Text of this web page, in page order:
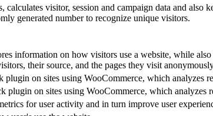
visitor, session and campaign data and also
generated number to recognize unique visitors.
information on how visitors use a website, while
their source, and the pages they visit
plugin on sites using WooCommerce, which analyzes
plugin on sites using WooCommerce, which analyzes
for user activity and in turn improve user